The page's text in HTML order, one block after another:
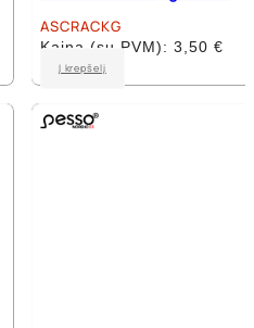
ASCRACKG
Kaina (su PVM): 3,50 €
Į krepšelį